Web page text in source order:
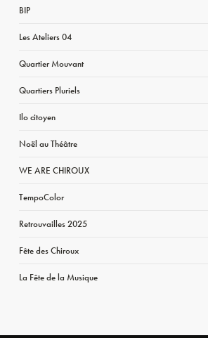
BIP
Les Ateliers 04
Quartier Mouvant
Quartiers Pluriels
Ilo citoyen
Noël au Théâtre
WE ARE CHIROUX
TempoColor
Retrouvailles 2025
Fête des Chiroux
La Fête de la Musique